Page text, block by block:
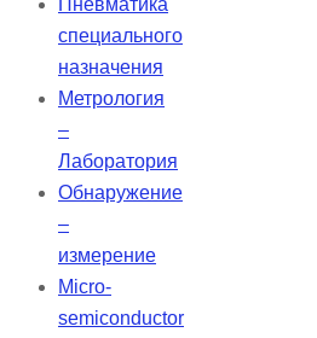
Пневматика
специального
назначения
Метрология
–
Лаборатория
Обнаружение
–
измерение
Micro-
semiconductor